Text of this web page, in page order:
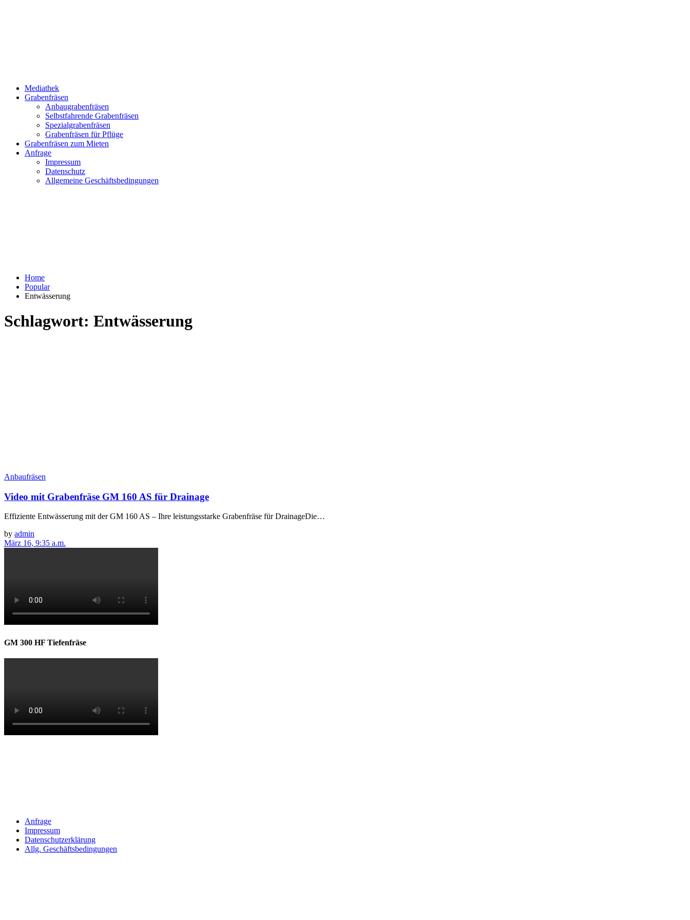
Mediathek
Grabenfräsen
Anbaugrabenfräsen
Selbstfahrende Grabenfräsen
Spezialgrabenfräsen
Grabenfräsen für Pflüge
Grabenfräsen zum Mieten
Anfrage
Impressum
Datenschutz
Allgemeine Geschäftsbedingungen
Home
Popular
Entwässerung
Schlagwort: Entwässerung
Anbaufräsen
Video mit Grabenfräse GM 160 AS für Drainage
Effiziente Entwässerung mit der GM 160 AS – Ihre leistungsstarke Grabenfräse für DrainageDie…
by admin
März 16, 9:35 a.m.
GM 300 HF Tiefenfräse
Anfrage
Impressum
Datenschutzerklärung
Allg. Geschäftsbedingungen